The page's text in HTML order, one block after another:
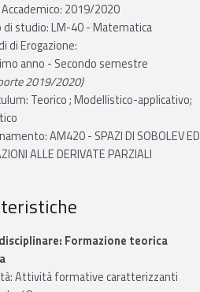
2019/2020
di studio: LM-40 - Matematica
di Erogazione:
anno - Secondo semestre
2019/2020)
Teorico ; Modellistico-applicativo;
AM420 - SPAZI DI SOBOLEV ED
ALLE DERIVATE PARZIALI
Formazione teorica
Attività formative caratterizzanti